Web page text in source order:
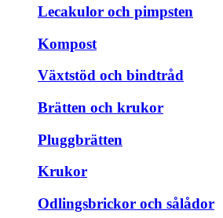
Lecakulor och pimpsten
Kompost
Växtstöd och bindtråd
Brätten och krukor
Pluggbrätten
Krukor
Odlingsbrickor och sålådor